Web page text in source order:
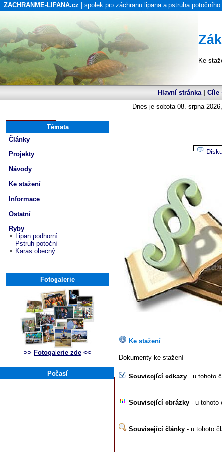
ZACHRANME-LIPANA.cz | spolek pro záchranu lipana a pstruha potočního
Ke
Hlavní stránka| Cíle
Dnes je sobota 08. srpna
Ke stažení
Dokumenty ke stažení
Související odkazy - u tohoto
Související obrázky - u tohoto
Související články - u tohoto
Témata
Články
Projekty
Návody
Ke stažení
Informace
Ostatní
Ryby
Lipan podhorní
Pstruh potoční
Karas obecný
Fotogalerie
>> Fotogalerie zde <<
Počasí